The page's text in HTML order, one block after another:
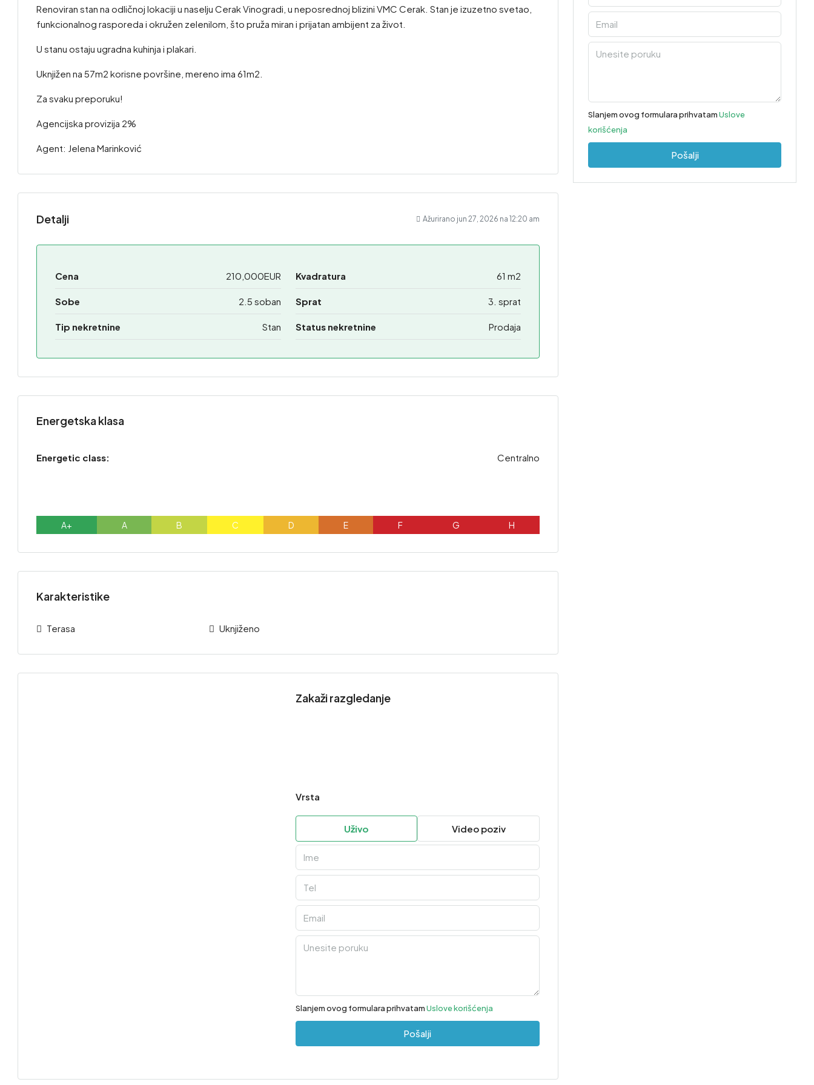
Renoviran stan na odličnoj lokaciji u naselju Cerak Vinogradi, u neposrednoj blizini VMC Cerak. Stan je izuzetno svetao,
funkcionalnog rasporeda i okružen zelenilom, što pruža miran i prijatan ambijent za život.
U stanu ostaju ugradna kuhinja i plakari.
Uknjižen na 57m2 korisne površine, mereno ima 61m2.
Za svaku preporuku!
Agencijska provizija 2%
Agent: Jelena Marinković
Detalji Ažurirano jun 27, 2026 na 12:20 am
Cena 210,000EUR Kvadratura 61 m2
Sobe 2.5 soban Sprat 3. sprat
Tip nekretnine Stan Status nekretnine Prodaja
Energetska klasa
Energetic class: Centralno
A+ A B C D E F G H
Karakteristike
Terasa Uknjiženo
Zakaži razgledanje
Vrsta
Uživo Video poziv
Slanjem ovog formulara prihvatamUslove korišćenja
Pošalji
Slanjem ovog formulara prihvatamUslove
korišćenja
Pošalji